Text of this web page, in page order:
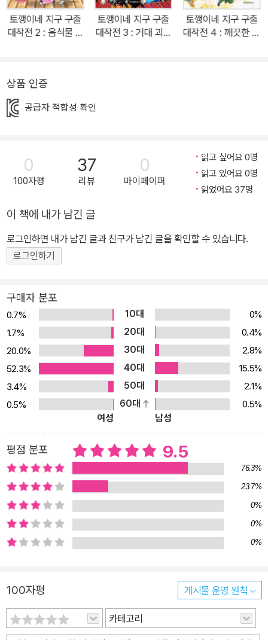
채널에 나오는 게임 그리고 ‘사라져 가는 지구의 숲을 구하자’ 라는 콘
셉트가 잘 어우러진 흥미진진한 학습만화이다. <토깽이네 지구 구출
에게 ‘환경’에 대한 정보는 꼭 필요하다. 현재 우리가 살아가고 있는
게 다루고 있기 때문에 이 책을 읽으면서 ‘토깽이네’와 함께 병든 지구
네의 챌린지&배틀 친구와 가족과 함께 할 수 있는 다양한 게임과 교
과와 연계된 유익한 환경 정보 〈토깽이네 지구 구출 대작전>은 토깽,
토니, 나린, 다린의 토깽이네 패밀리가 오염된 지구를 구하는 내용이
다. 1권에서는 숲을 구하는 내용을 다루며, 메인 게임인 ‘사라져 가는
어린이들이 토깽이네와 함께 직접 숲을 구하고 있는 대작전을 하고
있다는 느낌을 가질 수 있게 한다. 즉, 독자들은 토깽이네와 함께 챌린
수 있다. 그리고 가족과 친구와 함께할 수 있는 ‘토깽이네 게임’ 7가지
가 들어 있어서 책을 읽고 나서도 활용할 수 있다. 뿐만 아니라, 유익
하고 알찬 환경 관련 정보가 들어 있고 직접 해 볼 수 있는 환경 관련
워크 활동도 수록되어 있는 재미와 교육성을 모두 갖춘 책이다. 우리
가 ‘함께’ 한다면 지구를 구할 수 있다! 병든 지구와 숲을 되찾기 위한
지구 구출 대작전의 시작! 이 책을 통해서 독자들은 좀 더 밝은 지구를
만들고 환경을 생각할 수 있을 것이다. 지구가 건강해야 지구에서 살
고 있는 사람들 모두 건강하게 살아갈 수 있다. (코로나 시대인 지금
까?) 지구의 허파인 아마존의 숲도 사라지고 있으며, 그 숲속에 살고
있는 동식물은 살 곳이 없어지고 멸종 위기에 처하기도 한다. 이러한
현실의 환경 문제를 <토깽이네 지구 구출 대작전>에서는 원인과 해
결 방법 등에 대해서 쉽고 유익하게 다루고 있다. 이 책은 재미와 교육
성도 주지만, ‘함께’라는 큰 의미와 교훈을 던져주고 있다. 어떤 일이
든지 함께한다면 뭐든지 이겨낼 수 있기 때문이다. 함께 힘을 합쳐서
산신 팀과 싸우고 있는 토깽이네처럼 우리도 힘을 합쳐서 건강한 지
서는 앞으로 음식, 바다 등의 주제로도 흥미롭게 펼쳐질 예정이다. 우
리 모두 한마음이 되어 토깽이네의 챌린지&배틀을 응원하고 함께 동
참해 보자.
토깽이네 지구 구출
대작전 2 : 음식물 쓰
토깽이네 지구 구출
대작전 3 : 거대 괴물
토깽이네 지구 구출
대작전 4 : 깨끗한 공
상품 인증
공급자 적합성 확인
0
100자평
37
리뷰
0
마이페이퍼
읽고 싶어요 0명
읽고 있어요 0명
읽었어요 37명
이 책에 내가 남긴 글
로그인하면 내가 남긴 글과 친구가 남긴 글을 확인할 수 있습니다.
로그인하기
구매자 분포
0.7% 10대
0%
1.7%
20대
0.4%
20.0%
30대
2.8%
52.3%
40대
15.5%
3.4%
50대
2.1%
0.5%
60대
0.5%
여성
남성
평점 분포 9.5
76.3%
23.7%
0%
0%
0%
100자평 게시물 운영 원칙
카테고리